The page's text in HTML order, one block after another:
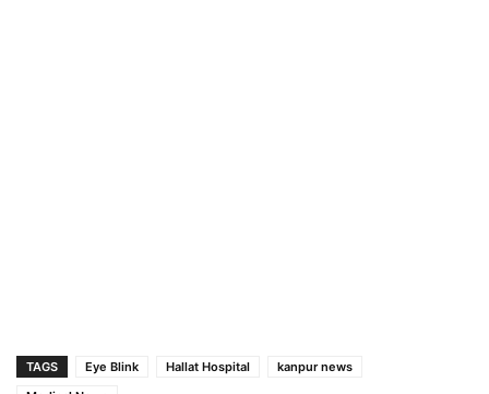
TAGS Eye Blink Hallat Hospital
kanpur news